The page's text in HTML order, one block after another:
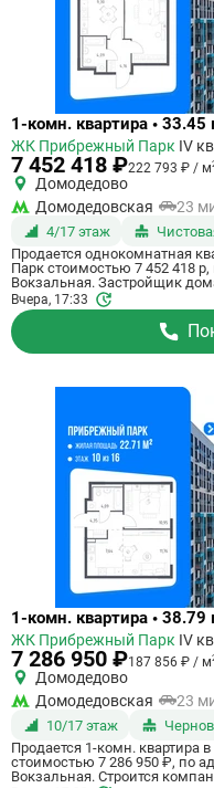
Ссылка
квартиру
1-комн. квартира • 33.45
ЖК Прибрежный Парк IV
7 452 418 ₽222 793 ₽ / м
Домодедово
Домодедовская
23
4/17 этаж
Продается однокомнатная
Парк стоимостью 7 452 418
Вокзальная. Застройщик
IV квартале 2028 года с
от станции метро
м². Этаж 4 из 17. ID квартиры
будете звонить.
Вчера, 17:33
Ссылка
квартиру
1-комн. квартира • 38.79
ЖК Прибрежный Парк IV
7 286 950 ₽187 856 ₽ / м
Домодедово
Домодедовская
23
10/17 этаж
Продается 1-комн.
стоимостью 7 286 950 ₽, по
Вокзальная. Строится